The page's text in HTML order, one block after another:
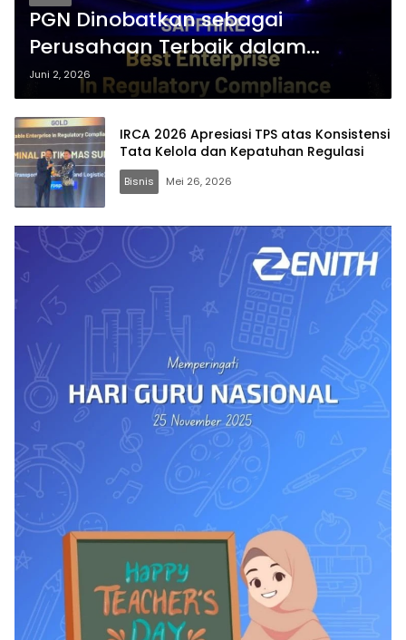
PGN Dinobatkan sebagai
Perusahaan Terbaik dalam
Kepatuhan Regulasi pada IRCA
2026
Juni 2, 2026
IRCA 2026 Apresiasi TPS atas Konsistensi
Tata Kelola dan Kepatuhan Regulasi
Bisnis Mei 26, 2026